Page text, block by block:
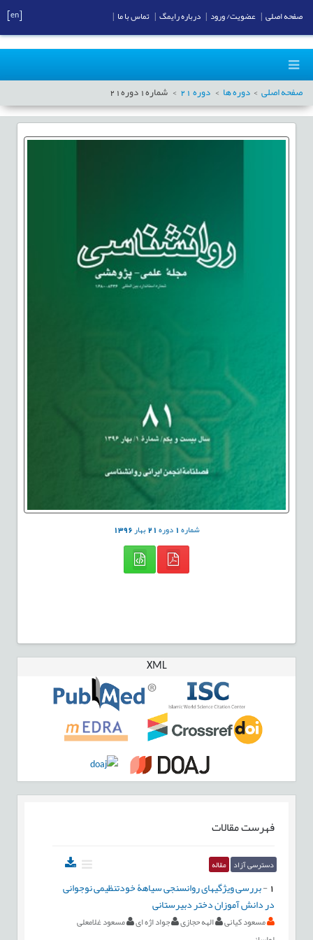
صفحه اصلی دوره ها دوره21 شماره1 دوره21
شماره1 دوره21بهار1396
XML
فهرست مقالات
دسترسی آزاد مقاله
-بررسی ويژگیهای روانسنجی سياهۀ خودتنظيمی نوجوانی
در دانش آموزان دختر دبيرستانی
مسعود کيانی الهه حجازی جواد اژه ای
مسعود غلامعلی
صفحه اصلی عضویت/ ورود درباره رایمگ تماس با ما